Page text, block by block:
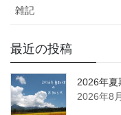
雑記
最近の投稿
2026年夏
2026年8